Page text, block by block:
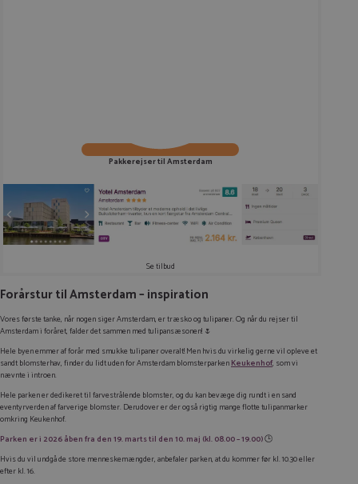
Pakkerejser til Amsterdam
Se tilbud
Forårstur til Amsterdam – inspiration
Vores første tanke, når nogen siger Amsterdam, er træsko og tulipaner. Og når du rejser til
Amsterdam i foråret, falder det sammen med tulipansæsonen! 🌷
Hele byen emmer af forår med smukke tulipaner overalt! Men hvis du virkelig gerne vil opleve et
sandt blomsterhav, finder du lidt uden for Amsterdam blomsterparkenKeukenhof, som vi
nævnte i introen.
Hele parken er dedikeret til farvestrålende blomster, og du kan bevæge dig rundt i en sand
eventyrverden af farverige blomster. Derudover er der også rigtig mange flotte tulipanmarker
omkring Keukenhof.
Parken er i 2026 åben fra den 19. marts til den 10. maj (kl. 08.00 – 19.00)🕒
Hvis du vil undgå de store menneskemængder, anbefaler parken, at du kommer før kl. 10.30 eller
efter kl. 16.